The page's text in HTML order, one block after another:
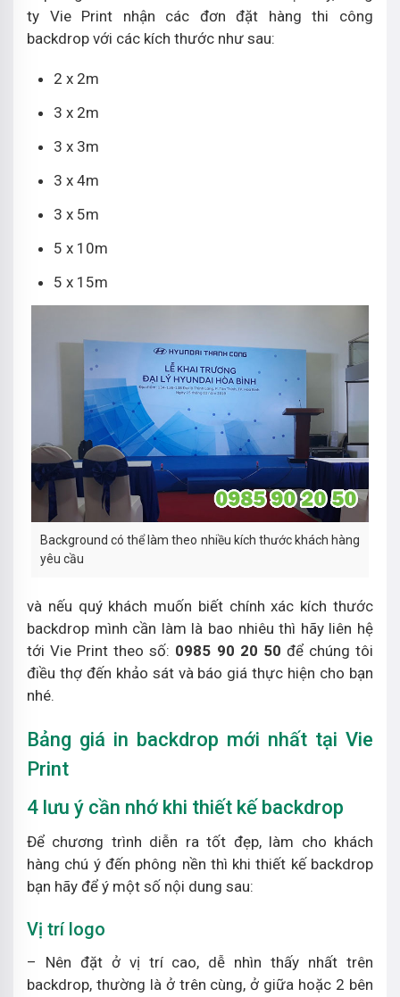
ty Vie Print nhận các đơn đặt hàng thi công
backdrop với các kích thước như sau:
2 x 2m
3 x 2m
3 x 3m
3 x 4m
3 x 5m
5 x 10m
5 x 15m
Background có thể làm theo nhiều kích thước khách hàng
yêu cầu
và nếu quý khách muốn biết chính xác kích thước
backdrop mình cần làm là bao nhiêu thì hãy liên hệ
tới Vie Print theo số: 0985 90 20 50 để chúng tôi
điều thợ đến khảo sát và báo giá thực hiện cho bạn
nhé.
Bảng giá in backdrop mới nhất tại Vie
Print
4 lưu ý cần nhớ khi thiết kế backdrop
Để chương trình diễn ra tốt đẹp, làm cho khách
hàng chú ý đến phông nền thì khi thiết kế backdrop
bạn hãy để ý một số nội dung sau:
Vị trí logo
– Nên đặt ở vị trí cao, dễ nhìn thấy nhất trên
backdrop, thường là ở trên cùng, ở giữa hoặc 2 bên